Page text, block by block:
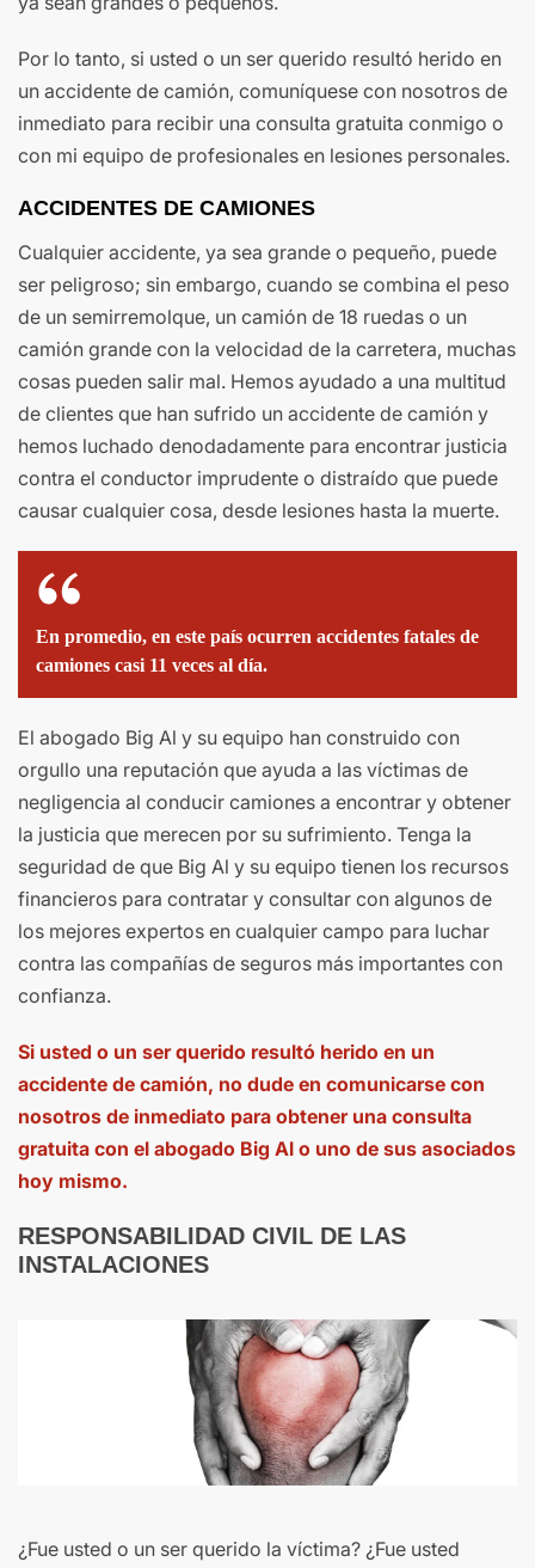
Por lo tanto, si usted o un ser querido resultó herido en
un accidente de camión, comuníquese con nosotros de
inmediato para recibir una consulta gratuita conmigo o
con mi equipo de profesionales en lesiones personales.
ACCIDENTES DE CAMIONES
Cualquier accidente, ya sea grande o pequeño, puede
ser peligroso; sin embargo, cuando se combina el peso
de un semirremolque, un camión de 18 ruedas o un
camión grande con la velocidad de la carretera, muchas
cosas pueden salir mal. Hemos ayudado a una multitud
de clientes que han sufrido un accidente de camión y
hemos luchado denodadamente para encontrar justicia
contra el conductor imprudente o distraído que puede
causar cualquier cosa, desde lesiones hasta la muerte.
En promedio, en este país ocurren accidentes fatales de
camiones casi 11 veces al día.
El abogado Big Al y su equipo han construido con
orgullo una reputación que ayuda a las víctimas de
negligencia al conducir camiones a encontrar y obtener
la justicia que merecen por su sufrimiento. Tenga la
seguridad de que Big Al y su equipo tienen los recursos
financieros para contratar y consultar con algunos de
los mejores expertos en cualquier campo para luchar
contra las compañías de seguros más importantes con
confianza.
Si usted o un ser querido resultó herido en un
accidente de camión, no dude en comunicarse con
nosotros de inmediato para obtener una consulta
gratuita con el abogado Big Al o uno de sus asociados
hoy mismo.
RESPONSABILIDAD CIVIL DE LAS
INSTALACIONES
¿Fue usted o un ser querido la víctima? ¿Fue usted